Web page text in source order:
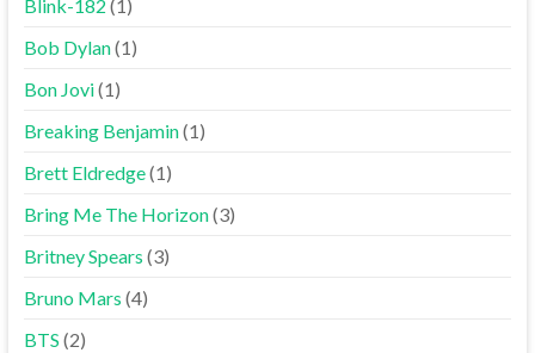
Blink-182 (1)
Bob Dylan(1)
Bon Jovi(1)
Breaking Benjamin(1)
Brett Eldredge(1)
Bring Me The Horizon(3)
Britney Spears (3)
Bruno Mars (4)
BTS (2)